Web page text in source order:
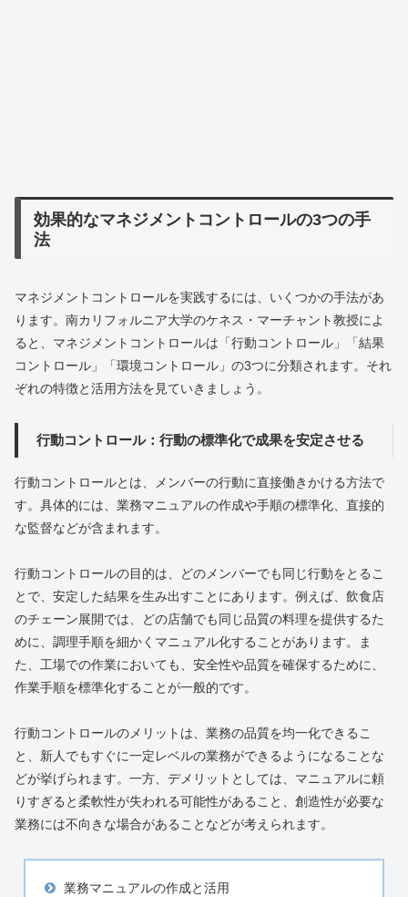
効果的なマネジメントコントロールの3つの手
法
マネジメントコントロールを実践するには、いくつかの手法があ
ります。南カリフォルニア大学のケネス・マーチャント教授によ
ると、マネジメントコントロールは「行動コントロール」「結果
コントロール」「環境コントロール」の3つに分類されます。それ
ぞれの特徴と活用方法を見ていきましょう。
行動コントロール：行動の標準化で成果を安定させる
行動コントロールとは、メンバーの行動に直接働きかける方法で
す。具体的には、業務マニュアルの作成や手順の標準化、直接的
な監督などが含まれます。
行動コントロールの目的は、どのメンバーでも同じ行動をとるこ
とで、安定した結果を生み出すことにあります。例えば、飲食店
のチェーン展開では、どの店舗でも同じ品質の料理を提供するた
めに、調理手順を細かくマニュアル化することがあります。ま
た、工場での作業においても、安全性や品質を確保するために、
作業手順を標準化することが一般的です。
行動コントロールのメリットは、業務の品質を均一化できるこ
と、新人でもすぐに一定レベルの業務ができるようになることな
どが挙げられます。一方、デメリットとしては、マニュアルに頼
りすぎると柔軟性が失われる可能性があること、創造性が必要な
業務には不向きな場合があることなどが考えられます。
業務マニュアルの作成と活用